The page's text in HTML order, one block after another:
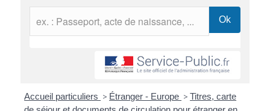
Accueil particuliers > Étranger - Europe > Titres, carte